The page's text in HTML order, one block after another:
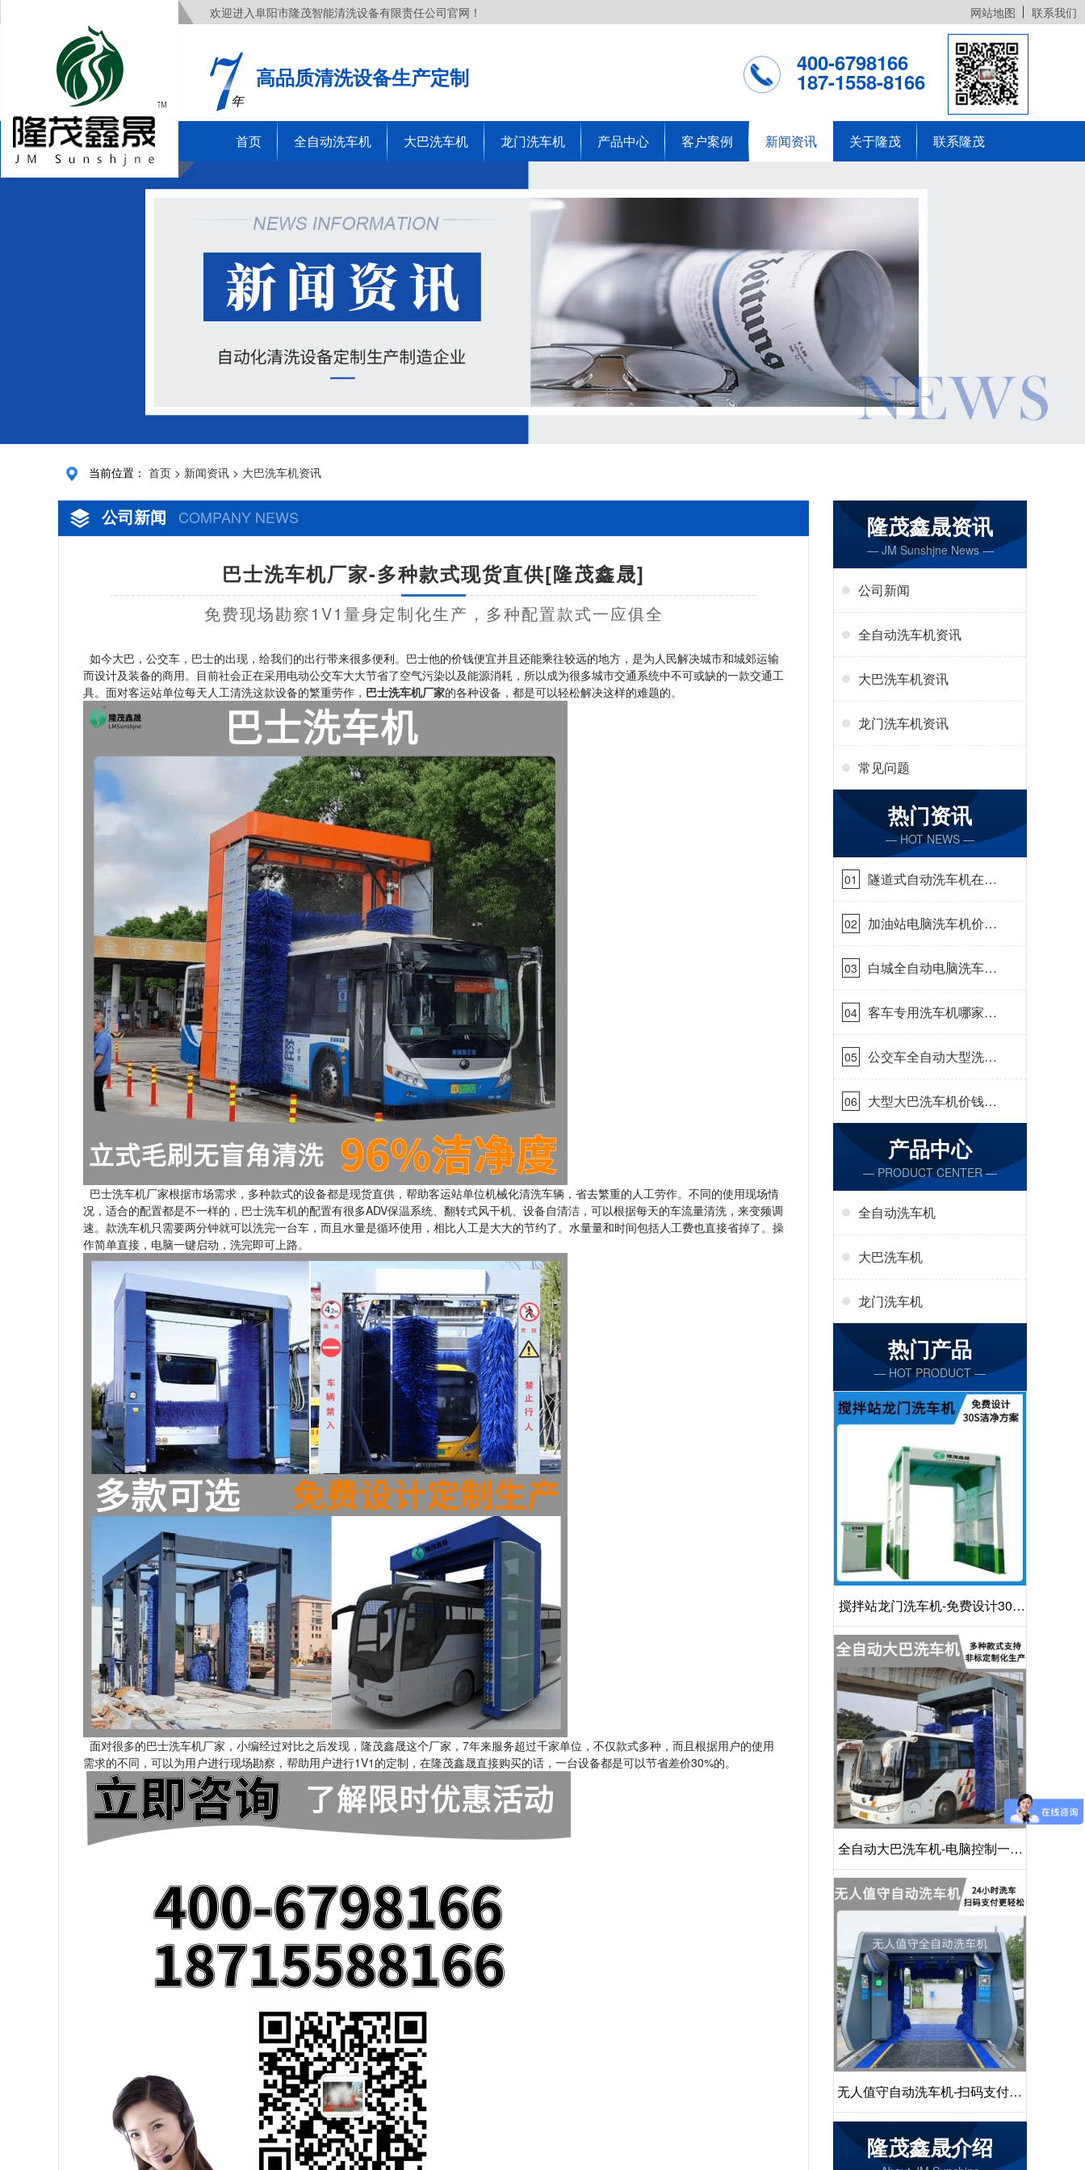
欢迎进入阜阳市隆茂智能清洗设备有限责任公司官网！ 网站地图 联系我们
年
高品质清洗设备生产定制
400-6798166
187-1558-8166
首页 全自动洗车机 大巴洗车机 龙门洗车机 产品中心 客户案例 新闻资讯 关于隆茂 联系隆茂
当前位置： 首页 > 新闻资讯 > 大巴洗车机资讯
公司新闻 COMPANY NEWS
巴士洗车机厂家-多种款式现货直供[隆茂鑫晟]
免费现场勘察1V1量身定制化生产，多种配置款式一应俱全
如今大巴，公交车，巴士的出现，给我们的出行带来很多便利。巴士他的价钱便宜并且还能乘往较远的地方，是为人民解决城市和城郊运输
而设计及装备的商用。目前社会正在采用电动公交车大大节省了空气污染以及能源消耗，所以成为很多城市交通系统中不可或缺的一款交通工
具。面对客运站单位每天人工清洗这款设备的繁重劳作， 巴士洗车机厂家的各种设备，都是可以轻松解决这样的难题的。
巴士洗车机厂家根据市场需求，多种款式的设备都是现货直供，帮助客运站单位机械化清洗车辆，省去繁重的人工劳作。不同的使用现场情
况，适合的配置都是不一样的，巴士洗车机的配置有很多ADV保温系统、翻转式风干机、设备自清洁，可以根据每天的车流量清洗，来变频调
速。款洗车机只需要两分钟就可以洗完一台车，而且水量是循环使用，相比人工是大大的节约了。水量量和时间包括人工费也直接省掉了。操
作简单直接，电脑一键启动，洗完即可上路。
面对很多的巴士洗车机厂家，小编经过对比之后发现，隆茂鑫晟这个厂家，7年来服务超过千家单位，不仅款式多种，而且根据用户的使用
需求的不同，可以为用户进行现场勘察，帮助用户进行1V1的定制，在隆茂鑫晟直接购买的话，一台设备都是可以节省差价30%的。
隆茂鑫晟资讯
— JM Sunshjne News —
公司新闻
全自动洗车机资讯
大巴洗车机资讯
龙门洗车机资讯
常见问题
热门资讯
— HOT NEWS —
01
隧道式自动洗车机在哪
里购买[隆茂鑫晟]
02
加油站电脑洗车机价格
怎么样[隆茂鑫晟]
03
白城全自动电脑洗车
机-ADV防冻冬季正常
使用[隆茂鑫晟]
04
客车专用洗车机哪家的
好[隆茂鑫晟]
05
公交车全自动大型洗车
机什么价钱[隆茂鑫晟]
06
大型大巴洗车机价钱怎
么样[隆茂鑫晟]
产品中心
— PRODUCT CENTER —
全自动洗车机
大巴洗车机
龙门洗车机
热门产品
— HOT PRODUCT —
搅拌站龙门洗车机-免费设计30S
洁净方案[隆茂鑫晟]
全自动大巴洗车机-电脑控制一键
启动清洗[隆茂鑫晟]
无人值守自动洗车机-扫码支付24
小时不停机洗车[隆茂鑫晟]
隆茂鑫晟介绍